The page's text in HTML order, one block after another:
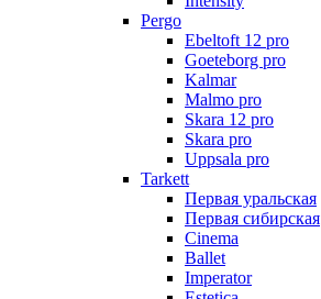
Pergo
Ebeltoft 12 pro
Goeteborg pro
Kalmar
Malmo pro
Skara 12 pro
Skara pro
Uppsala pro
Tarkett
Первая уральская
Первая сибирская
Cinema
Ballet
Imperator